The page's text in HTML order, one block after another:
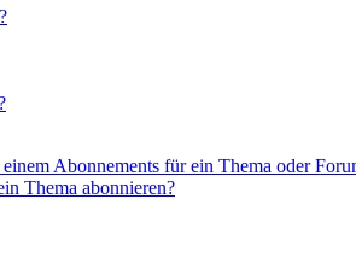
Abonnements für ein Thema oder
Thema abonnieren?